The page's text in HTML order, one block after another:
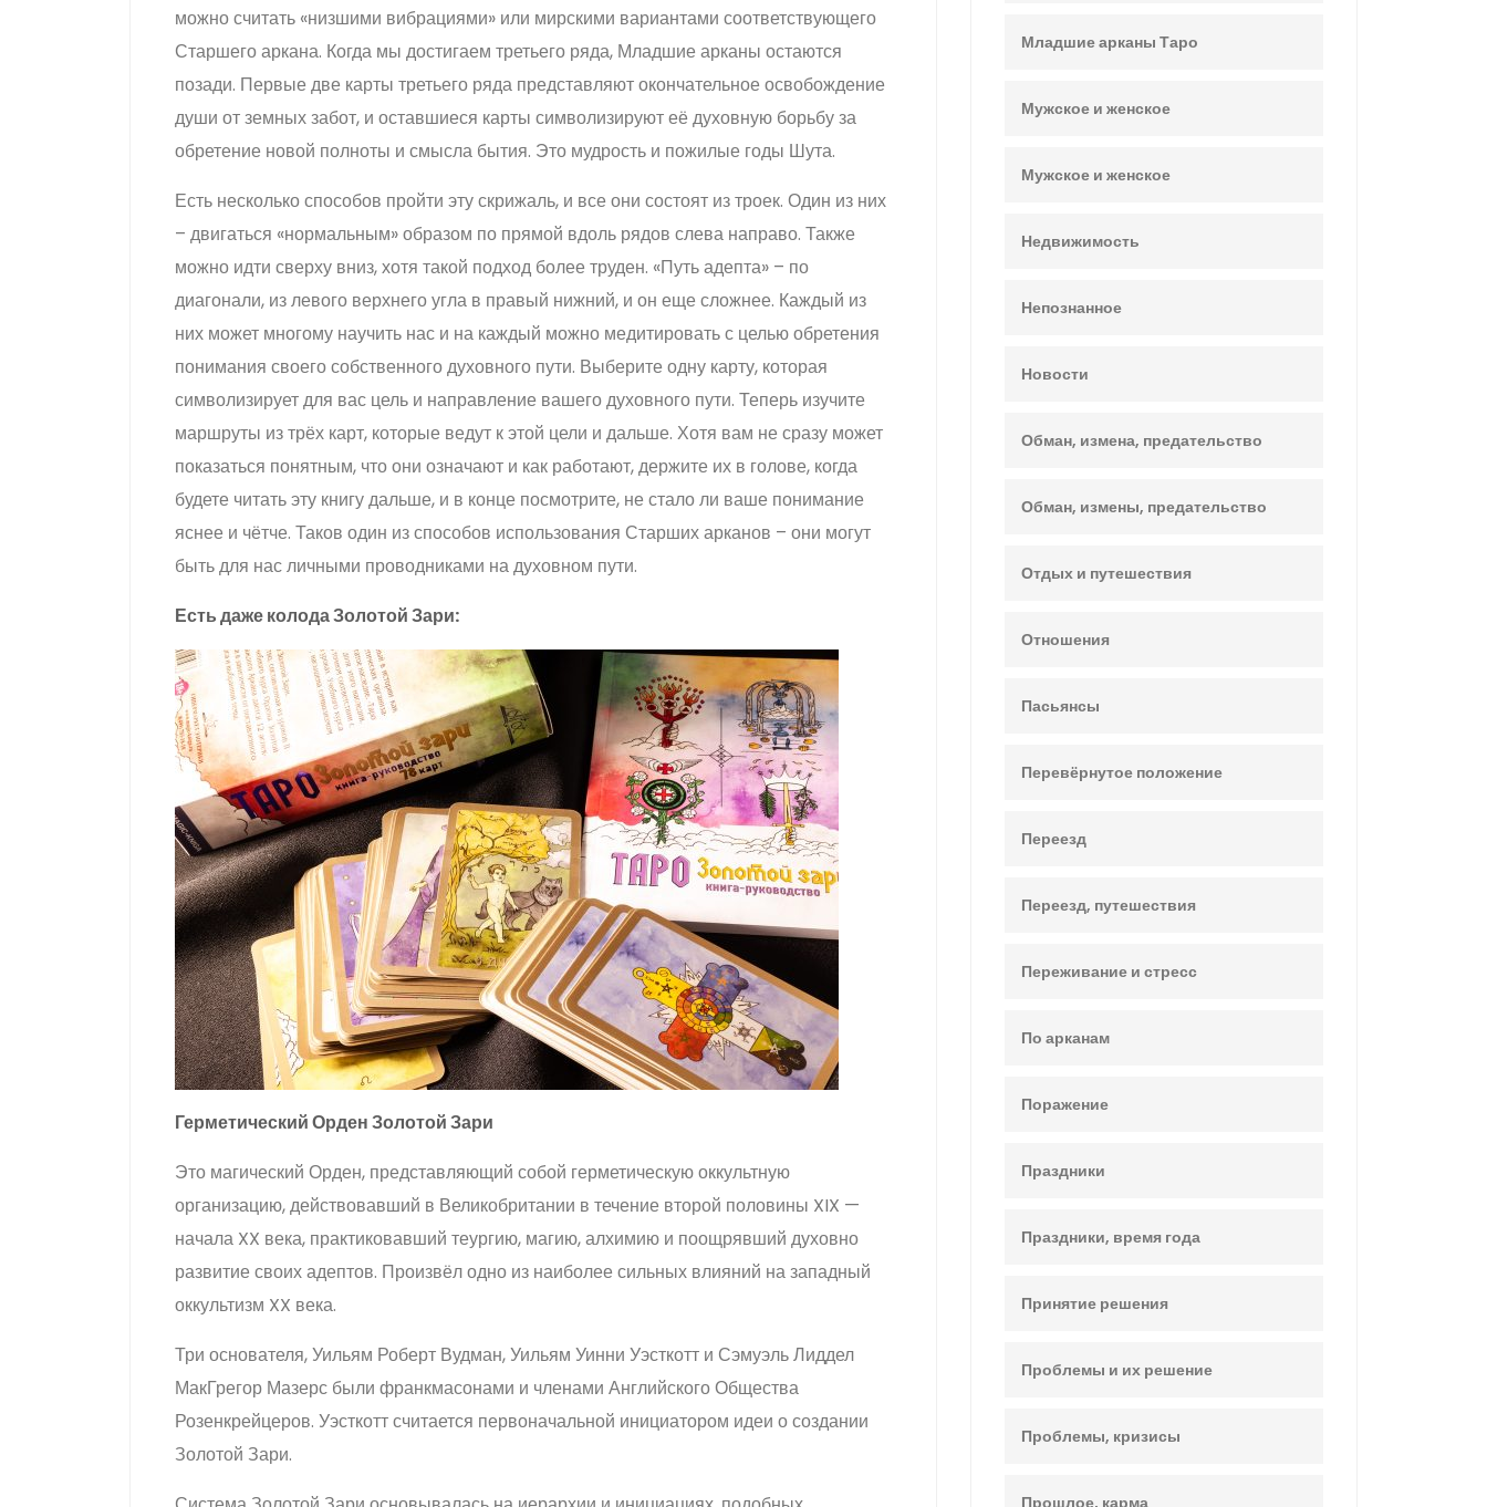
можно считать «низшими вибрациями» или мирскими вариантами соответствующего
Старшего аркана. Когда мы достигаем третьего ряда, Младшие арканы остаются
позади. Первые две карты третьего ряда представляют окончательное освобождение
души от земных забот, и оставшиеся карты символизируют её духовную борьбу за
обретение новой полноты и смысла бытия. Это мудрость и пожилые годы Шута.
Есть несколько способов пройти эту скрижаль, и все они состоят из троек. Один из них
– двигаться «нормальным» образом по прямой вдоль рядов слева направо. Также
можно идти сверху вниз, хотя такой подход более труден. «Путь адепта» – по
диагонали, из левого верхнего угла в правый нижний, и он еще сложнее. Каждый из
них может многому научить нас и на каждый можно медитировать с целью обретения
понимания своего собственного духовного пути. Выберите одну карту, которая
символизирует для вас цель и направление вашего духовного пути. Теперь изучите
маршруты из трёх карт, которые ведут к этой цели и дальше. Хотя вам не сразу может
показаться понятным, что они означают и как работают, держите их в голове, когда
будете читать эту книгу дальше, и в конце посмотрите, не стало ли ваше понимание
яснее и чётче. Таков один из способов использования Старших арканов – они могут
быть для нас личными проводниками на духовном пути.
Есть даже колода Золотой Зари:
Герметический Орден Золотой Зари
Это магический Орден, представляющий собой герметическую оккультную
организацию, действовавший в Великобритании в течение второй половины XIX —
начала XX века, практиковавший теургию, магию, алхимию и поощрявший духовно
развитие своих адептов. Произвёл одно из наиболее сильных влияний на западный
оккультизм XX века.
Три основателя, Уильям Роберт Вудман, Уильям Уинни Уэсткотт и Сэмуэль Лиддел
МакГрегор Мазерс были франкмасонами и членами Английского Общества
Розенкрейцеров. Уэсткотт считается первоначальной инициатором идеи о создании
Золотой Зари.
Младшие арканы Таро
Мужское и женское
Мужское и женское
Недвижимость
Непознанное
Новости
Обман, измена, предательство
Обман, измены, предательство
Отдых и путешествия
Отношения
Пасьянсы
Перевёрнутое положение
Переезд
Переезд, путешествия
Переживание и стресс
По арканам
Поражение
Праздники
Праздники, время года
Принятие решения
Проблемы и их решение
Проблемы, кризисы
Прошлое, карма